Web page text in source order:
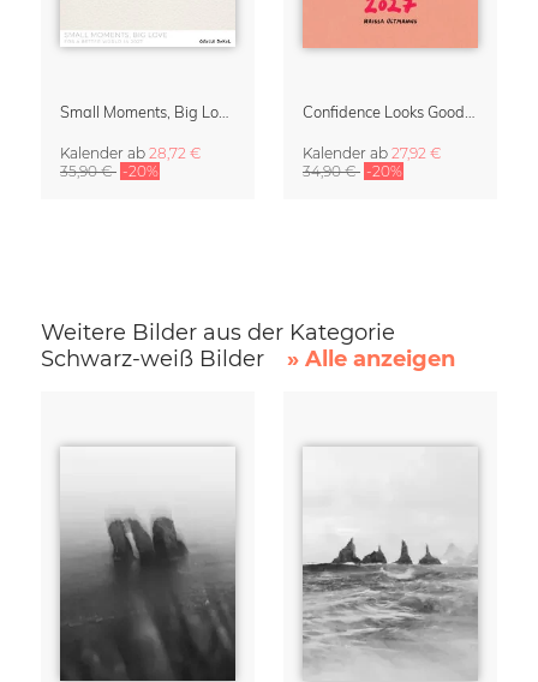
Kalender ab 28,72 €
35,90 € -20%
Kalender ab 27,92 €
34,90 € -20%
Weitere Bilder aus der Kategorie
Schwarz-weiß Bilder
» Alle anzeigen